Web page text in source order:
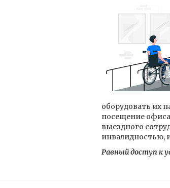
оборудовать их
посещение
выездного
инвалидностью,
Равный доступ к